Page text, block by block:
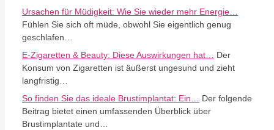
Ursachen für Müdigkeit: Wie Sie wieder mehr Energie…
Fühlen Sie sich oft müde, obwohl Sie eigentlich genug
geschlafen…
E-Zigaretten & Beauty: Diese Auswirkungen hat… Der
Konsum von Zigaretten ist äußerst ungesund und zieht
langfristig…
So finden Sie das ideale Brustimplantat: Ein… Der folgende
Beitrag bietet einen umfassenden Überblick über
Brustimplantate und…